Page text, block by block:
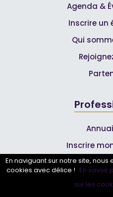
Annuaire Pro
Agenda &
Inscrire un
Qui
Inscrire
Les
En naviguant sur notre site,
cookies avec délice ! En savoir
sur les